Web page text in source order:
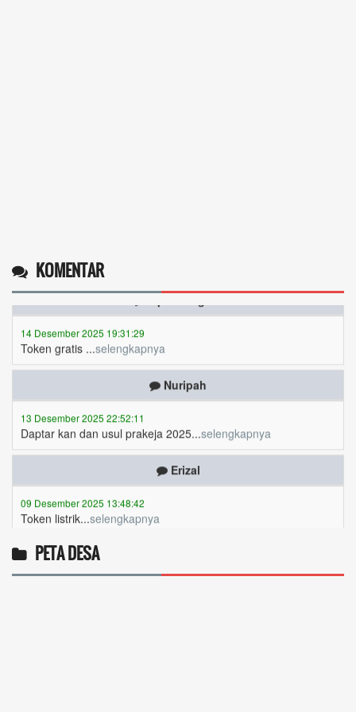
KOMENTAR
14 Desember 2025 19:31:29
Token gratis ...selengkapnya
Nuripah
Daptar kan dan usul prakeja 2025...selengkapnya
Erizal
Token listrik...selengkapnya
06 Desember 2025 18:38:17
Pulsa gratis ...selengkapnya
PETA DESA